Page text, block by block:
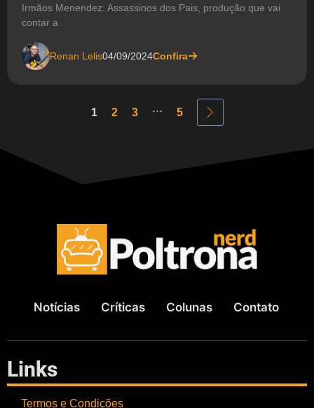
Irmãos Menendez: Assassinos dos Pais, produção que vai
contar a
Renan Lelis04/09/2024Confira
1 2 3 ... 5
Notícias Críticas Colunas Contato
Links
Termos e Condições